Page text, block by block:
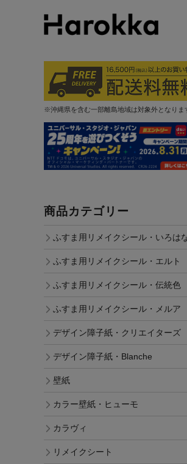
※沖縄県を含む一部離島地域は対象外となりま
商品カテゴリー
ふすま用リメイクシール・いろは
ふすま用リメイクシール・エルト
ふすま用リメイクシール・伝統色
ふすま用リメイクシール・メルア
デザイン障子紙・クリエイターズ
デザイン障子紙・Blanche
壁紙
カラー壁紙・ヒューモ
カラヴィ
リメイクシート